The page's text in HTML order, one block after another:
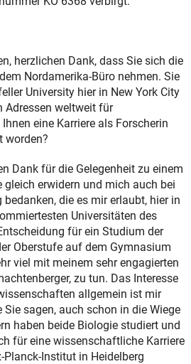
herzlichen Dank, dass Sie sich die
Nordamerika-Büro nehmen. Sie
University hier in New York City
Adressen weltweit für
eine Karriere als Forscherin
worden?
Dank für die Gelegenheit zu einem
gleich erwidern und mich auch bei
die es mir erlaubt, hier in
Universitäten des
für ein Studium der
Oberstufe auf dem Gymnasium
viel mit meinem sehr engagierten
zu tun. Das Interesse
allgemein ist mir
sagen, auch schon in die Wiege
haben beide Biologie studiert und
für eine wissenschaftliche Karriere
Institut in Heidelberg